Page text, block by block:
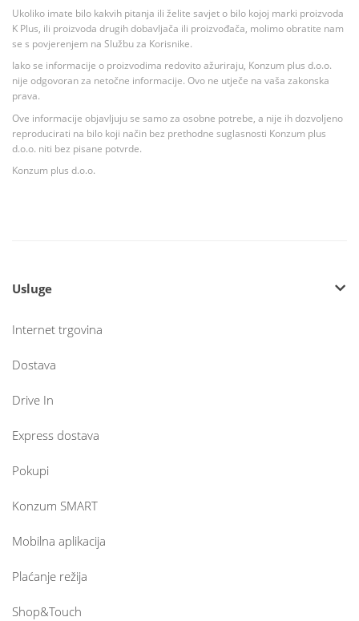
Ukoliko imate bilo kakvih pitanja ili želite savjet o bilo kojoj marki proizvoda
K Plus, ili proizvoda drugih dobavljača ili proizvođača, molimo obratite nam
se s povjerenjem na Službu za Korisnike.
Iako se informacije o proizvodima redovito ažuriraju, Konzum plus d.o.o.
nije odgovoran za netočne informacije. Ovo ne utječe na vaša zakonska
prava.
Ove informacije objavljuju se samo za osobne potrebe, a nije ih dozvoljeno
reproducirati na bilo koji način bez prethodne suglasnosti Konzum plus
d.o.o. niti bez pisane potvrde.
Konzum plus d.o.o.
Usluge
Internet trgovina
Dostava
Drive In
Express dostava
Pokupi
Konzum SMART
Mobilna aplikacija
Plaćanje režija
Shop&Touch